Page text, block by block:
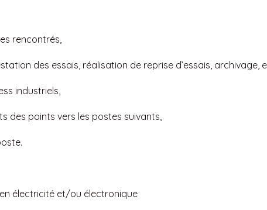
rencontrés,
des essais, réalisation de reprise d’essais, archivage,
industriels,
des points vers les postes suivants,
électricité et/ou électronique